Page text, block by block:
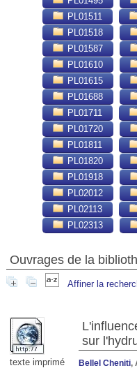
PL01511
PL01518
PL01587
PL01610
PL01615
PL01688
PL01711
PL01720
PL01811
PL01820
PL01918
PL02012
PL02113
PL02313
Ouvrages de la
Affiner la
texte imprimé
sur
Bellel Cheniti,